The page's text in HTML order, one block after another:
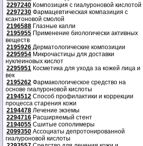
2297240 Композиция с гиалуроновой кислотой
2297230 Фармацевтическая компазиция с
ксантоновой смолой
2196588 Глазные капли
2195955 Применение биологически активных
веществ
2195926 Дерматологические композиции
2295954 Микрочастицы для доставки
нуклеиновых кислот
2295951 Косметика для ухода за кожей лица и
век
2195262 Фармакологическое средство на
основе гиалуроновой кислоты
2194512 Способ профилактики и коррекции
процесса старения кожи
2194478 Лечение экземы
2294716 Расширяемый стент
2194055 Сшитые сополимеры
2099350 Ассоциаты депротонированной
гиалуроновой кислоты